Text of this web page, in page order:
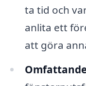
ta tid och
anlita ett
att göra